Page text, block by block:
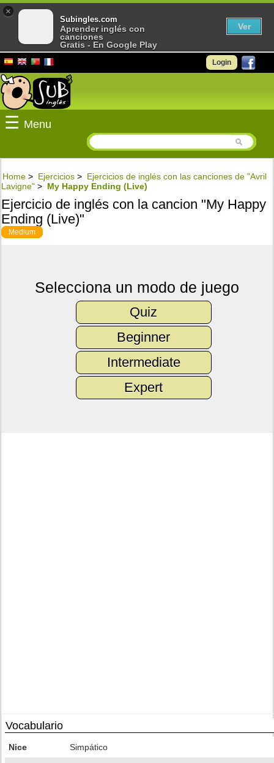
Login
☰ Menu
Home > Ejercicios > Ejercicios de inglés con las canciones de "Avril
Lavigne" > My Happy Ending (Live)
Ejercicio de inglés con la cancion "My Happy
Ending (Live)"
Medium
Selecciona un modo de juego
Quiz
Beginner
Intermediate
Expert
Vocabulario
Nice Simpático
×
Subingles.com
Aprender inglés con
canciones
Gratis - En Google Play
Ver